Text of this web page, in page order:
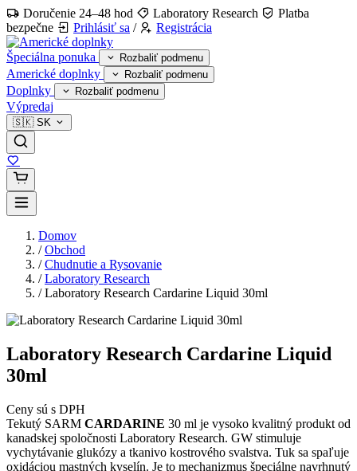
Doručenie 24–48 hod Laboratory Research
Platba
bezpečne
Prihlásiť sa / Registrácia
Špeciálna ponuka Rozbaliť podmenu
Americké doplnky Rozbaliť podmenu
Doplnky Rozbaliť podmenu
Výpredaj
🇸🇰 SK
Domov
/ Obchod
/ Chudnutie a Rysovanie
/ Laboratory Research
/ Laboratory Research Cardarine Liquid 30ml
Laboratory Research Cardarine Liquid
30ml
Ceny sú s DPH
Tekutý SARM CARDARINE 30 ml je vysoko kvalitný produkt od
kanadskej spoločnosti Laboratory Research. GW stimuluje
vychytávanie glukózy a tkanivo kostrového svalstva. Tuk sa spaľuje
oxidáciou mastných kyselín. Je to mechanizmus špeciálne navrhnutý